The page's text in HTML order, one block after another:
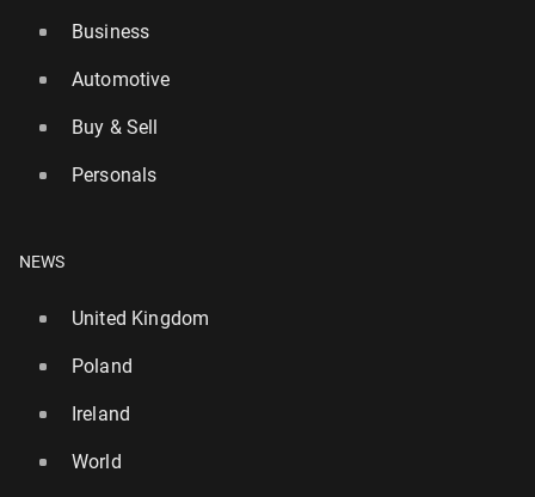
Business
Automotive
Buy & Sell
Personals
NEWS
United Kingdom
Poland
Ireland
World